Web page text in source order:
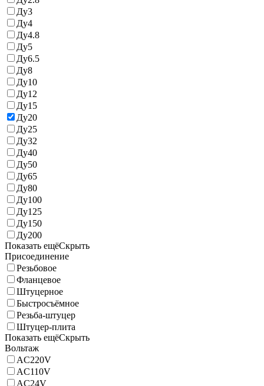
Ду3
Ду4
Ду4.8
Ду5
Ду6.5
Ду8
Ду10
Ду12
Ду15
Ду20
Ду25
Ду32
Ду40
Ду50
Ду65
Ду80
Ду100
Ду125
Ду150
Ду200
Показать ещёСкрыть
Присоединение
Резьбовое
Фланцевое
Штуцерное
Быстросъёмное
Резьба-штуцер
Штуцер-плита
Показать ещёСкрыть
Вольтаж
AC220V
AC110V
AC24V